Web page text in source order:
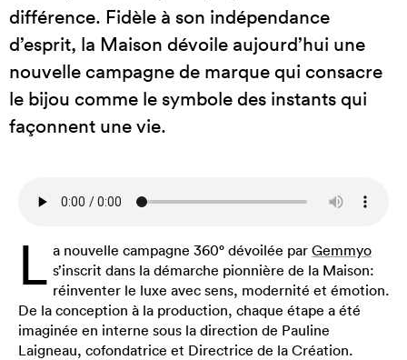
différence. Fidèle à son indépendance
d’esprit, la Maison dévoile aujourd’hui une
nouvelle campagne de marque qui consacre
le bijou comme le symbole des instants qui
façonnent une vie.
L a nouvelle campagne 360° dévoilée par Gemmyo
s’inscrit dans la démarche pionnière de la Maison:
réinventer le luxe avec sens, modernité et émotion.
De la conception à la production, chaque étape a été
imaginée en interne sous la direction de Pauline
Laigneau, cofondatrice et Directrice de la Création.